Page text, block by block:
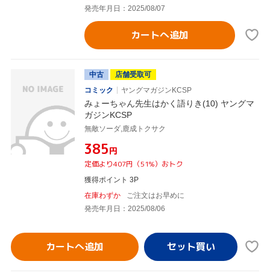
発売年月日：2025/08/07
カートへ追加
中古
店舗受取可
コミック
ヤングマガジンKCSP
みょーちゃん先生はかく語りき(10) ヤングマ
ガジンKCSP
無敵ソーダ,鹿成トクサク
¥385円
定価より407円（51%）おトク
獲得ポイント 3P
在庫わずか
ご注文はお早めに
発売年月日：2025/08/06
カートへ追加